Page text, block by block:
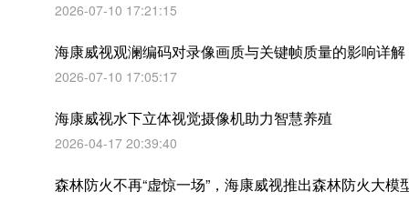
2026-07-10 17:21:15
海康威视观澜编码对录像画质与关键帧质量的影响详解
2026-07-10 17:05:17
海康威视水下立体视觉摄像机助力智慧养殖
2026-04-17 20:39:40
森林防火不再“虚惊一场”，海康威视推出森林防火大模